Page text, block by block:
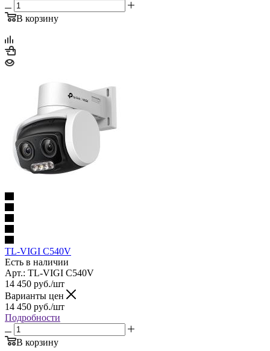
В корзину
TL-VIGI C540V
Есть в наличии
Арт.: TL-VIGI C540V
14 450 руб./шт
Варианты цен
14 450 руб./шт
Подробности
В корзину